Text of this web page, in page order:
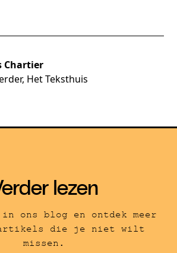
Chartier
Het Teksthuis
lezen
ons blog en ontdek meer
artikels die je niet wilt
missen.